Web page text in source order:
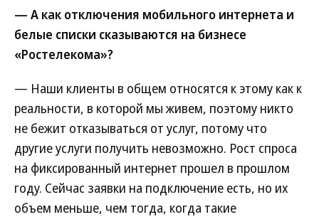
— А как отключения мобильного интернета и
белые списки сказываются на бизнесе
«Ростелекома»?
— Наши клиенты в общем относятся к этому как к
реальности, в которой мы живем, поэтому никто
не бежит отказываться от услуг, потому что
другие услуги получить невозможно. Рост спроса
на фиксированный интернет прошел в прошлом
году. Сейчас заявки на подключение есть, но их
объем меньше, чем тогда, когда такие